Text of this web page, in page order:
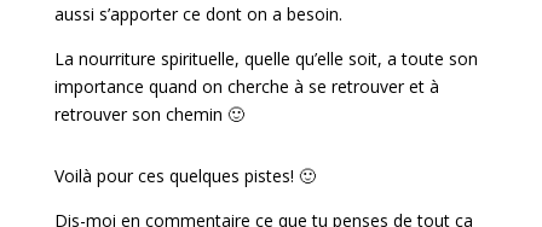
aussi s’apporter ce dont on a besoin.
La nourriture spirituelle, quelle qu’elle soit, a toute son
importance quand on cherche à se retrouver et à
retrouver son chemin 🙂
Voilà pour ces quelques pistes! 🙂
Dis-moi en commentaire ce que tu penses de tout ça